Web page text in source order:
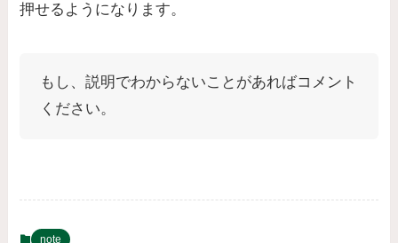
押せるようになります。
もし、説明でわからないことがあればコメント
ください。
note